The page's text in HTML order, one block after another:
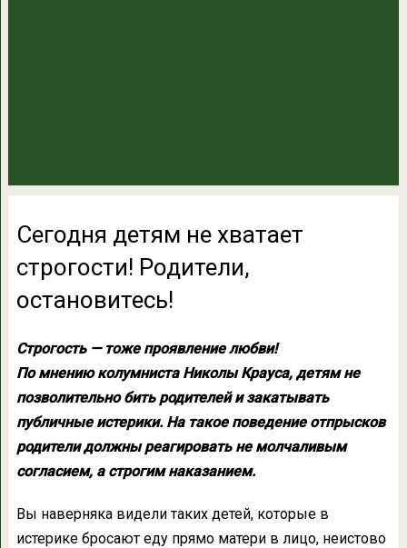
Сегодня детям не хватает
строгости! Родители,
остановитесь!
Строгость — тоже проявление любви!
По мнению колумниста Николы Крауса, детям не
позволительно бить родителей и закатывать
публичные истерики. На такое поведение отпрысков
родители должны реагировать не молчаливым
согласием, а строгим наказанием.
Вы наверняка видели таких детей, которые в
истерике бросают еду прямо матери в лицо, неистово